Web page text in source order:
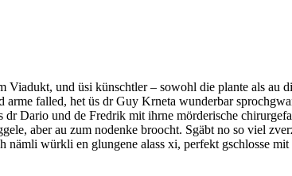
und üsi künschtler – sowohl die plante als au
falled, het üs dr Guy Krneta wunderbar
Dario und de Fredrik mit ihrne mörderische
aber au zum nodenke broocht. Sgäbt no so viel
würkli en glungene alass xi, perfekt gschlosse